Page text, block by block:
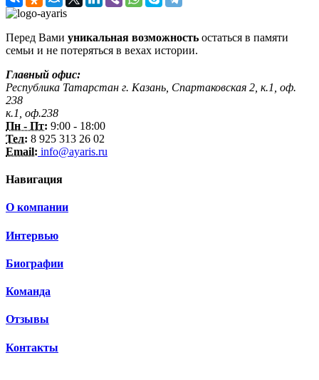
Перед Вами уникальная возможность остаться в памяти
семьи и не потеряться в вехах истории.
Главный офис:
Республика Татарстан г. Казань, Спартаковская 2, к.1, оф.
238
к.1, оф.238
Пн - Пт: 9:00 - 18:00
Тел: 8 925 313 26 02
Email: info@ayaris.ru
Навигация
О компании
Интервью
Биографии
Команда
Отзывы
Контакты